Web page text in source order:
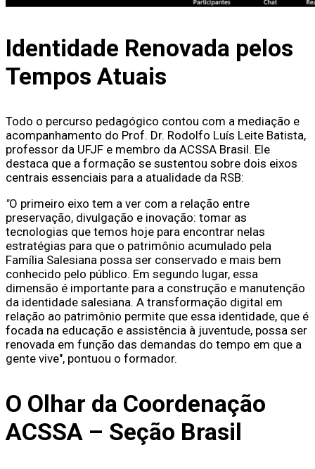
Identidade Renovada pelos
Tempos Atuais
Todo o percurso pedagógico contou com a mediação e
acompanhamento do Prof. Dr. Rodolfo Luís Leite Batista,
professor da UFJF e membro da ACSSA Brasil. Ele
destaca que a formação se sustentou sobre dois eixos
centrais essenciais para a atualidade da RSB:
"O primeiro eixo tem a ver com a relação entre
preservação, divulgação e inovação: tomar as
tecnologias que temos hoje para encontrar nelas
estratégias para que o patrimônio acumulado pela
Família Salesiana possa ser conservado e mais bem
conhecido pelo público. Em segundo lugar, essa
dimensão é importante para a construção e manutenção
da identidade salesiana. A transformação digital em
relação ao patrimônio permite que essa identidade, que é
focada na educação e assistência à juventude, possa ser
renovada em função das demandas do tempo em que a
gente vive", pontuou o formador.
O Olhar da Coordenação
ACSSA – Seção Brasil